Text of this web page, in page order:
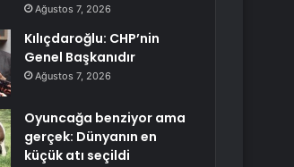
Ağustos 7, 2026
Kılıçdaroğlu: CHP’nin
Genel Başkanıdır
Ağustos 7, 2026
Oyuncağa benziyor ama
gerçek: Dünyanın en
küçük atı seçildi